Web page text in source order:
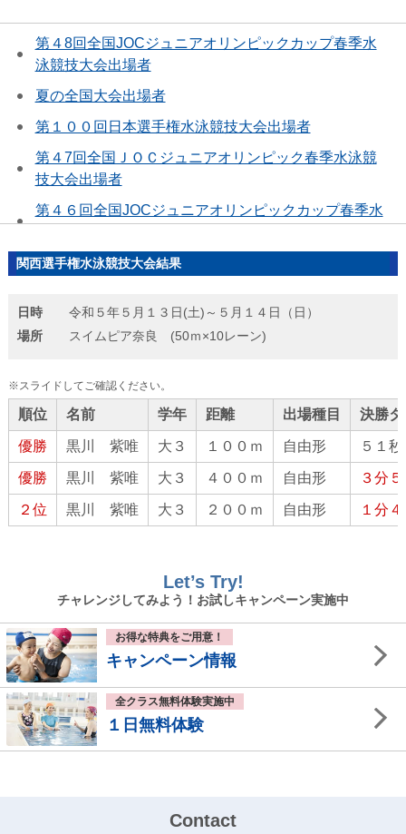
第４8回全国JOCジュニアオリンピックカップ春季水
泳競技大会出場者
夏の全国大会出場者
第１００回日本選手権水泳競技大会出場者
第４7回全国ＪＯＣジュニアオリンピック春季水泳競
技大会出場者
第４６回全国JOCジュニアオリンピックカップ春季水
国際大会代表選考会出場者
西大阪地区AB級水泳競技大会結果
競技大会結果
関西選手権水泳競技大会結果
大阪府春季室内水泳競技大会結果
第45回全国JOCジュニアオリンピックカップ春季大会
結果
第45回全国JOCジュニアオリンピックカップ 春季水泳
第４０回浜名湾長水路選手権水泳競技大会
第８回わかやまオープン水泳競技大会
第１回大体大オープン水泳競技大会
第９９回日本選手権水泳競技大会出場者
大阪ジュニア水泳競技大会
第53回東京スイミングセンター優秀選手招待水泳競技
大会
第１０回秋葉山選手権水泳競技大会
関西選手権水泳競技大会結果
日時
令和５年５月１３日(土)～５月１４日（日）
場所
スイムピア奈良 (50ｍ×10レーン)
※スライドしてご確認ください。
順位 名前 学年 距離 出場種目 決勝
優勝 黒川 紫唯 大３ １００ｍ 自由形 ５１
優勝 黒川 紫唯 大３ ４００ｍ 自由形 ３分
２位 黒川 紫唯 大３ ２００ｍ 自由形 １分
Let’s Try!
チャレンジしてみよう！お試しキャンペーン実施中
お得な特典をご用意！
キャンペーン情報
全クラス無料体験実施中
１日無料体験
Contact